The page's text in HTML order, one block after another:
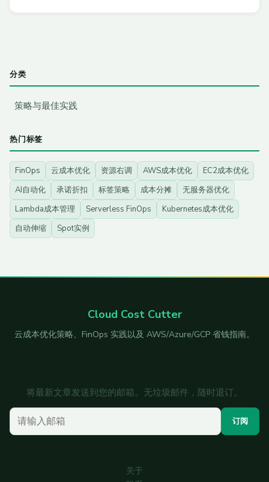
分类
策略与最佳实践
热门标签
FinOps 云成本优化 资源右调 AWS成本优化
EC2成本优化
AI自动化
承诺折扣 标签策略 成本分摊
无服务器优化
Lambda成本管理
Serverless FinOps
Kubernetes成本优化
自动伸缩
Spot实例
Cloud Cost Cutter
云成本优化策略、FinOps 实践以及 AWS/Azure/GCP 省钱指南。
将最新文章发送到您的邮箱。无垃圾邮件，随时退订。
您的邮箱 订阅
关于